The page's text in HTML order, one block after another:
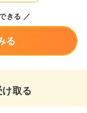
きる
る
取る